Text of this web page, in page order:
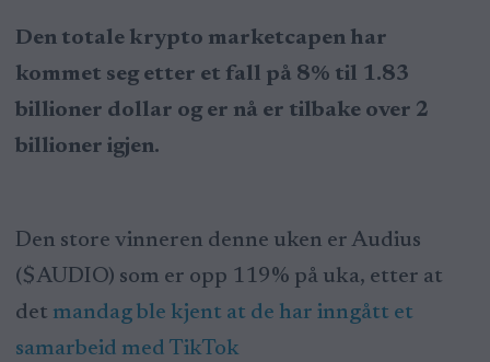
Den totale krypto marketcapen har
kommet seg etter et fall på 8% til 1.83
billioner dollar og er nå er tilbake over 2
billioner igjen.
Den store vinneren denne uken er Audius
($AUDIO) som er opp 119% på uka, etter at
det mandag ble kjent at de har inngått et
samarbeid med TikTok